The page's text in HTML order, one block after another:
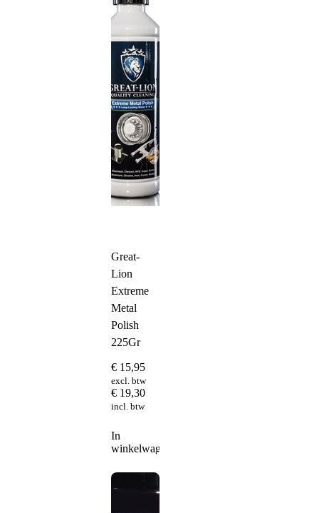
Great-
Lion
Extreme
Metal
Polish
225Gr
€ 15,95
excl. btw
€ 19,30
incl. btw
In
winkelwagen